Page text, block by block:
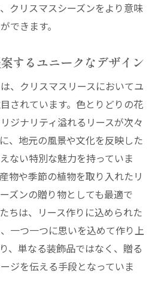
クリスマスシーズンをより意味
できます。
するユニークなデザイン
、クリスマスリースにおいてユ
されています。色とりどりの花
ジナリティ溢れるリースが次々
、地元の風景や文化を反映した
ない特別な魅力を持っていま
物や季節の植物を取り入れたリ
ズンの贈り物としても最適で
ちは、リース作りに込められた
一つ一つに思いを込めて作り上
、単なる装飾品ではなく、贈る
ジを伝える手段となっていま